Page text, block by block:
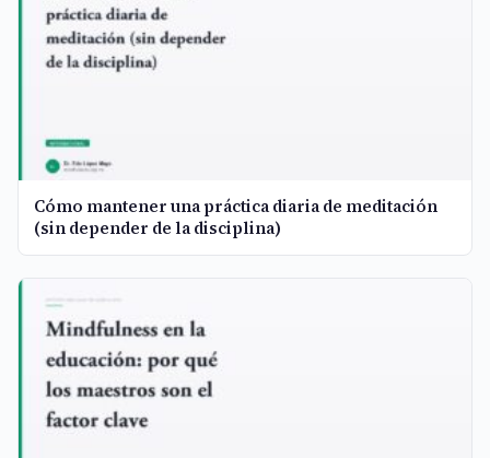
Cómo mantener una práctica diaria de meditación
(sin depender de la disciplina)